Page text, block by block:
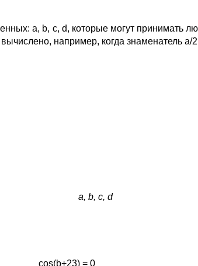
a, b, c, d, которые могут принимать
например, когда знаменатель a/
a, b, c, d
cos(b+23) = 0